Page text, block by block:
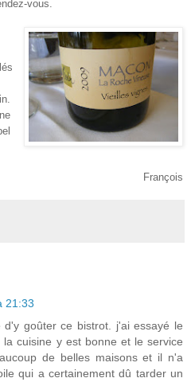
vous.
François
21:33
goûter ce bistrot. j'ai essayé le
cuisine y est bonne et le service
de belles maisons et il n'a
qui a certainement dû tarder un